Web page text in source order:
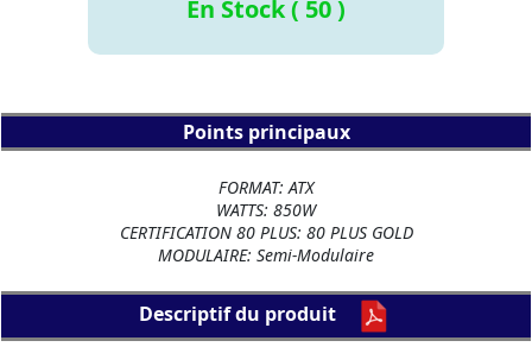
En Stock ( 50 )
Points principaux
FORMAT: ATX
WATTS: 850W
CERTIFICATION 80 PLUS: 80 PLUS GOLD
MODULAIRE: Semi-Modulaire
Descriptif du produit